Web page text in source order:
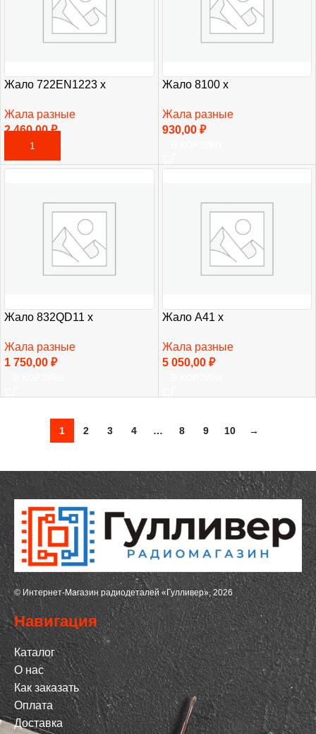
Жало 722EN1223 х
Жала разные
2 460,00₽
В КОРЗИНУ
Жало 8100 х
Жала разные
930,00 ₽
Жало 832QD11 х
Жала разные
1 750,00 ₽
Жало A41 х
Жала разные
5 050,00 ₽
1 2 3 4 … 8 9 10 →
© Интернет-Магазин радиодеталей «Гулливер», 2026
Навигация
Каталог
О нас
Как заказать
Оплата
Доставка